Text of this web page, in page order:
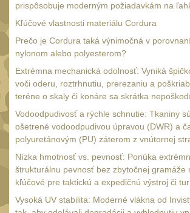
.22
.243 .260 (6.5mm) 7
.270 .280 (7mm)
.30 .308 (7.62mm)11
12GA, 20GA 10
.40 .41 6
.44 .456
.357 .38 (9mm)
19116
prispôsobuje moderným požiadavkám na
Kľúčové vlastnosti materiálu Cordura
Prečo je Cordura taká výnimočná v
nylonom alebo polyesterom?
Extrémna mechanická odolnosť: Vyniká
voči oderu, roztrhnutiu, prerezaniu a
teréne o skaly či konáre sa skrátka
Vodoodpudivosť a rýchle schnutie: Tkaniny
ošetrené vodoodpudivou úpravou (DWR) a
polyuretánovým (PU) záterom z vnútornej
Nízka hmotnosť vs. pevnosť: Ponúka
štrukturálnu pevnosť bez zbytočnej gramáže
kľúčové pre taktickú a expedičnú výstroj či
Vysoká UV stabilita: Moderné vlákna od